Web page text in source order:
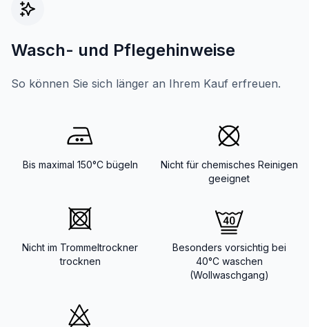
Wasch- und Pflegehinweise
So können Sie sich länger an Ihrem Kauf erfreuen.
Bis maximal 150°C bügeln
Nicht für chemisches Reinigen
geeignet
Nicht im Trommeltrockner
trocknen
Besonders vorsichtig bei
40°C waschen
(Wollwaschgang)